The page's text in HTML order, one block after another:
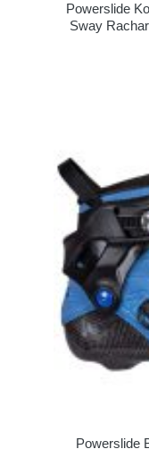
Powerslide
Sway
Powerslide